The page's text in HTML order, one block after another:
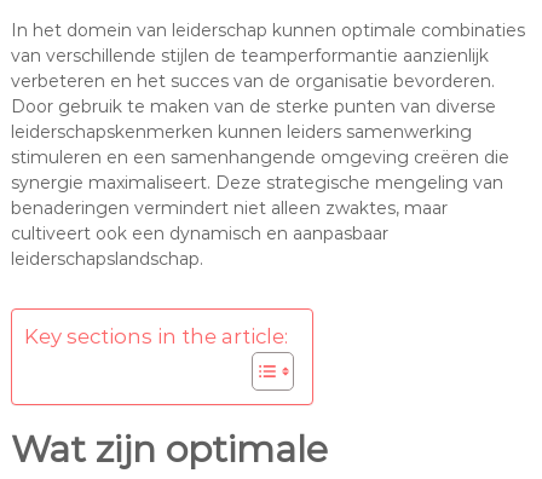
In het domein van leiderschap kunnen optimale combinaties
van verschillende stijlen de teamperformantie aanzienlijk
verbeteren en het succes van de organisatie bevorderen.
Door gebruik te maken van de sterke punten van diverse
leiderschapskenmerken kunnen leiders samenwerking
stimuleren en een samenhangende omgeving creëren die
synergie maximaliseert. Deze strategische mengeling van
benaderingen vermindert niet alleen zwaktes, maar
cultiveert ook een dynamisch en aanpasbaar
leiderschapslandschap.
Key sections in the article:
Wat zijn optimale